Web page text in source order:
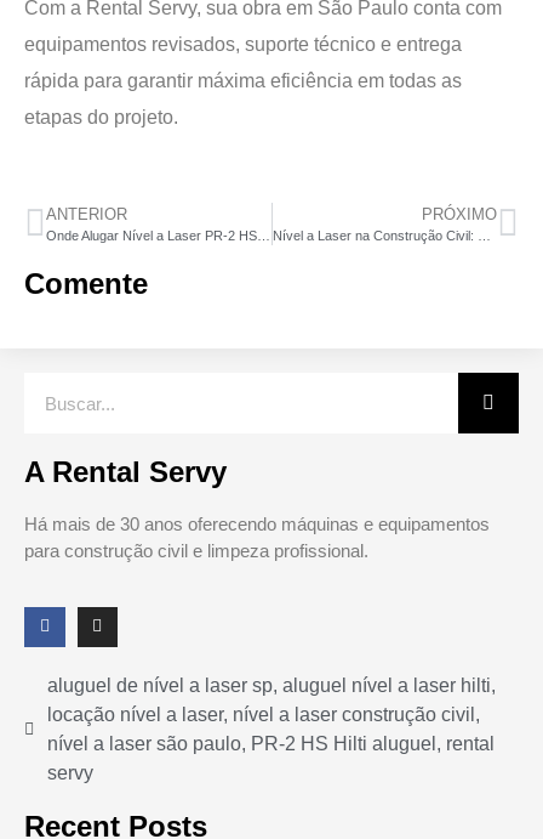
Com a Rental Servy, sua obra em São Paulo conta com
equipamentos revisados, suporte técnico e entrega
rápida para garantir máxima eficiência em todas as
etapas do projeto.
ANTERIOR PRÓXIMO
Comente
A Rental Servy
Há mais de 30 anos oferecendo máquinas e equipamentos
para construção civil e limpeza profissional.
aluguel de nível a laser sp, aluguel nível a laser hilti,
locação nível a laser, nível a laser construção civil ,
nível a laser são paulo, PR-2 HS Hilti aluguel , rental
servy
Recent Posts